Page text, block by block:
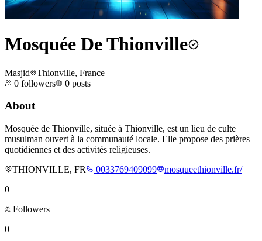
Mosquée De Thionville
Masjid
Thionville, France
0 followers 0 posts
About
Mosquée de Thionville, située à Thionville, est un lieu de culte
musulman ouvert à la communauté locale. Elle propose des prières
quotidiennes et des activités religieuses.
THIONVILLE, FR
0033769409099
mosqueethionville.fr/
0
Followers
0